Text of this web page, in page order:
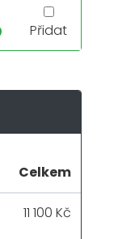
Přidat
Celkem
11 100 Kč